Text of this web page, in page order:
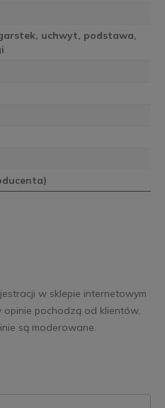
uchwyt, podstawa,
w sklepie internetowym
opinie pochodzą od klientów,
są moderowane.